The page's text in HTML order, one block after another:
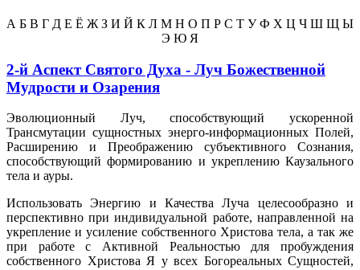
А Б В Г Д Е Ё Ж З И Й К Л М Н О П Р С Т У Ф Х Ц Ч Ш Щ Ы
Э Ю Я
2-й Аспект Святого Духа - Луч Божественной
Мудрости и Озарения
Эволюционный Луч, способствующий ускоренной
Трансмутации сущностных энерго-информационных Полей,
Расширению и Преображению субъективного Сознания,
способствующий формированию и укреплению Каузального
тела и ауры.
Использовать Энергию и Качества Луча целесообразно и
перспективно при индивидуальной работе, направленной на
укрепление и усиление собственного Христова тела, а так же
при работе с Активной Реальностью для пробуждения
собственного Христова Я у всех Богореальных Сущностей,